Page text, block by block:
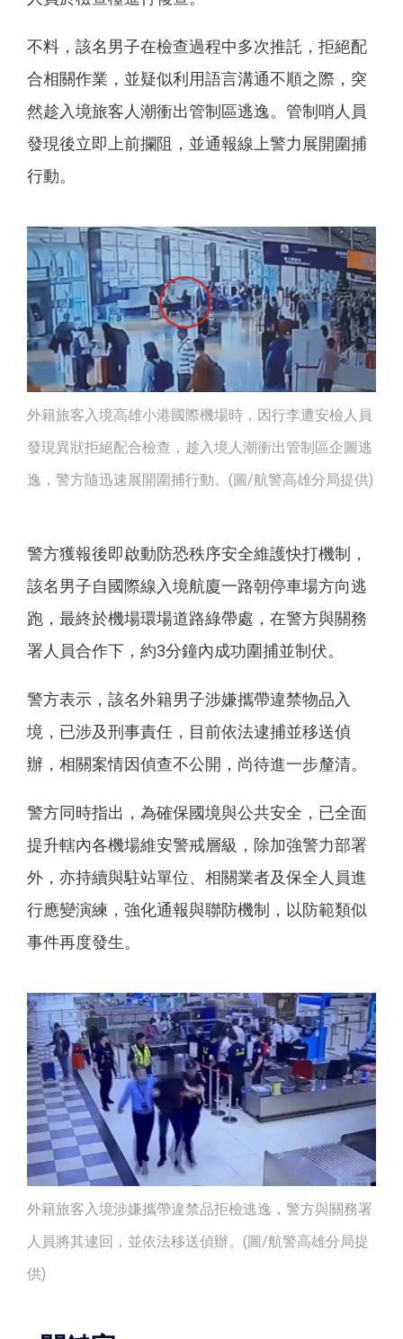
不料，該名男子在檢查過程中多次推託，拒絕配
合相關作業，並疑似利用語言溝通不順之際，突
然趁入境旅客人潮衝出管制區逃逸。管制哨人員
發現後立即上前攔阻，並通報線上警力展開圍捕
行動。
外籍旅客入境高雄小港國際機場時，因行李遭安檢人員
發現異狀拒絕配合檢查，趁入境人潮衝出管制區企圖逃
逸，警方隨迅速展開圍捕行動。(圖/航警高雄分局提供)
警方獲報後即啟動防恐秩序安全維護快打機制，
該名男子自國際線入境航廈一路朝停車場方向逃
跑，最終於機場環場道路綠帶處，在警方與關務
署人員合作下，約3分鐘內成功圍捕並制伏。
警方表示，該名外籍男子涉嫌攜帶違禁物品入
境，已涉及刑事責任，目前依法逮捕並移送偵
辦，相關案情因偵查不公開，尚待進一步釐清。
警方同時指出，為確保國境與公共安全，已全面
提升轄內各機場維安警戒層級，除加強警力部署
外，亦持續與駐站單位、相關業者及保全人員進
行應變演練，強化通報與聯防機制，以防範類似
事件再度發生。
外籍旅客入境涉嫌攜帶違禁品拒檢逃逸，警方與關務署
人員將其逮回，並依法移送偵辦。(圖/航警高雄分局提
供)